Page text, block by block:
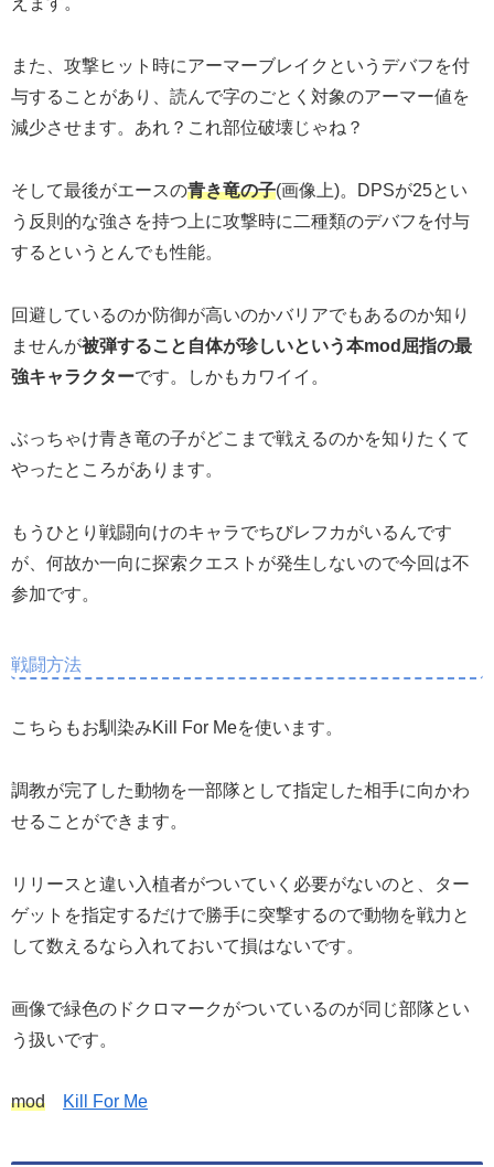
また、攻撃ヒット時にアーマーブレイクというデバフを付
与することがあり、読んで字のごとく対象のアーマー値を
減少させます。あれ？これ部位破壊じゃね？
そして最後がエースの青き竜の子(画像上)。DPSが25とい
う反則的な強さを持つ上に攻撃時に二種類のデバフを付与
するというとんでも性能。
回避しているのか防御が高いのかバリアでもあるのか知り
ませんが被弾すること自体が珍しいという本mod屈指の最
強キャラクターです。しかもカワイイ。
ぶっちゃけ青き竜の子がどこまで戦えるのかを知りたくて
やったところがあります。
もうひとり戦闘向けのキャラでちびレフカがいるんです
が、何故か一向に探索クエストが発生しないので今回は不
参加です。
戦闘方法
こちらもお馴染みKill For Meを使います。
調教が完了した動物を一部隊として指定した相手に向かわ
せることができます。
リリースと違い入植者がついていく必要がないのと、ター
ゲットを指定するだけで勝手に突撃するので動物を戦力と
して数えるなら入れておいて損はないです。
画像で緑色のドクロマークがついているのが同じ部隊とい
う扱いです。
mod Kill For Me